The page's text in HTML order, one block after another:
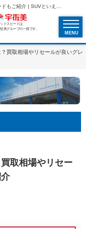
ッドスピードは
美グループの一員です。
MENU
買取相場やリセールが良いグレ
取相場やリセー